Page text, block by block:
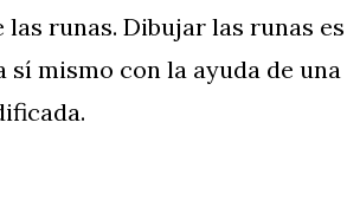
las runas. Dibujar las runas es
sí mismo con la ayuda de una